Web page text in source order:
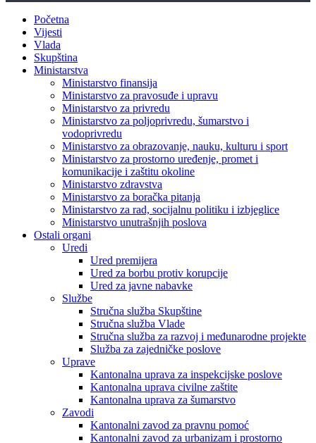
Početna
Vijesti
Vlada
Skupština
Ministarstva
Ministarstvo finansija
Ministarstvo za pravosuđe i upravu
Ministarstvo za privredu
Ministarstvo za poljoprivredu, šumarstvo i
vodoprivredu
Ministarstvo za obrazovanje, nauku, kulturu i sport
Ministarstvo za prostorno uređenje, promet i
komunikacije i zaštitu okoline
Ministarstvo zdravstva
Ministarstvo za boračka pitanja
Ministarstvo za rad, socijalnu politiku i izbjeglice
Ministarstvo unutrašnjih poslova
Ostali organi
Uredi
Ured premijera
Ured za borbu protiv korupcije
Ured za javne nabavke
Službe
Stručna služba Skupštine
Stručna služba Vlade
Stručna služba za razvoj i međunarodne projekte
Služba za zajedničke poslove
Uprave
Kantonalna uprava za inspekcijske poslove
Kantonalna uprava civilne zaštite
Kantonalna uprava za šumarstvo
Zavodi
Kantonalni zavod za pravnu pomoć
Kantonalni zavod za urbanizam i prostorno